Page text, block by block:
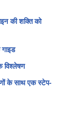
की शक्ति को
विश्लेषण
के साथ एक स्टेप-